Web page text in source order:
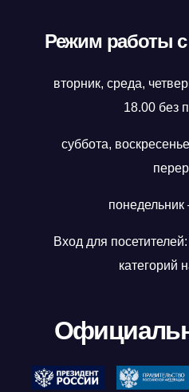
Режим работы
вторник, среда,
18.00 без
суббота,
Вход для
категорий